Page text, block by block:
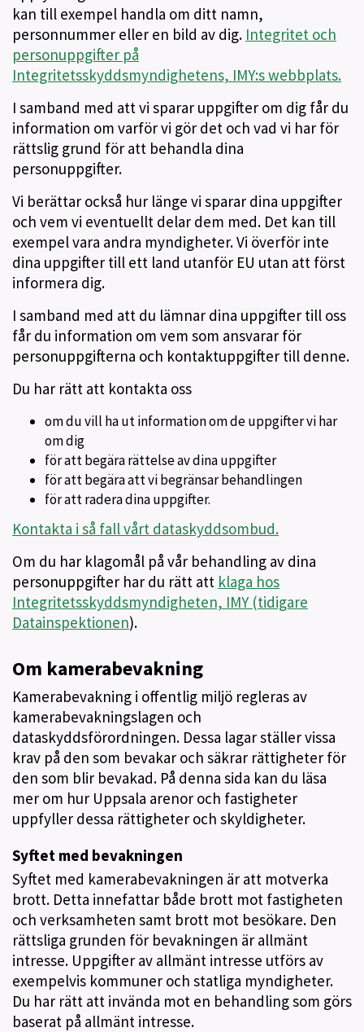
kan till exempel handla om ditt namn,
personnummer eller en bild av dig. Integritet och
personuppgifter på
Integritetsskyddsmyndighetens, IMY:s webbplats.
I samband med att vi sparar uppgifter om dig får du
information om varför vi gör det och vad vi har för
rättslig grund för att behandla dina
personuppgifter.
Vi berättar också hur länge vi sparar dina uppgifter
och vem vi eventuellt delar dem med. Det kan till
exempel vara andra myndigheter. Vi överför inte
dina uppgifter till ett land utanför EU utan att först
informera dig.
I samband med att du lämnar dina uppgifter till oss
får du information om vem som ansvarar för
personuppgifterna och kontaktuppgifter till denne.
Du har rätt att kontakta oss
om du vill ha ut information om de uppgifter vi har
om dig
för att begära rättelse av dina uppgifter
för att begära att vi begränsar behandlingen
för att radera dina uppgifter.
Kontakta i så fall vårt dataskyddsombud.
Om du har klagomål på vår behandling av dina
personuppgifter har du rätt att klaga hos
Integritetsskyddsmyndigheten, IMY (tidigare
Datainspektionen).
Om kamerabevakning
Kamerabevakning i offentlig miljö regleras av
kamerabevakningslagen och
dataskyddsförordningen. Dessa lagar ställer vissa
krav på den som bevakar och säkrar rättigheter för
den som blir bevakad. På denna sida kan du läsa
mer om hur Uppsala arenor och fastigheter
uppfyller dessa rättigheter och skyldigheter.
Syftet med bevakningen
Syftet med kamerabevakningen är att motverka
brott. Detta innefattar både brott mot fastigheten
och verksamheten samt brott mot besökare. Den
rättsliga grunden för bevakningen är allmänt
intresse. Uppgifter av allmänt intresse utförs av
exempelvis kommuner och statliga myndigheter.
Du har rätt att invända mot en behandling som görs
baserat på allmänt intresse.